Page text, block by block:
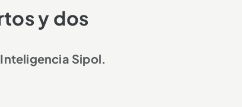
y dos
Sipol.